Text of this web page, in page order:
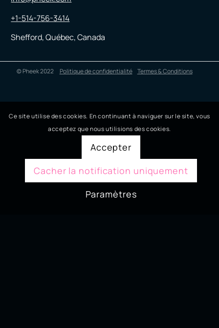
+1-514-756-3414
Shefford, Québec, Canada
© Pheek 2022 Politique de confidentialité Termes & Conditions
Ce site utilise des cookies. En continuant à naviguer sur le site, vous
acceptez que nous utilisions des cookies.
Accepter
Cacher la notification uniquement
Paramètres